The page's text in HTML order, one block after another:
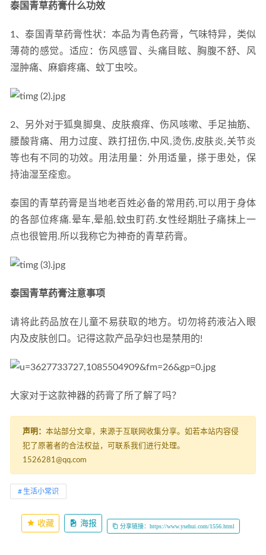
泰国青草药膏什么功效
1、泰国青草药膏性状：本品为青色药膏，气味特异，类似
薄荷的感觉。适应：伤风感冒、头痛目眩、胸腹不舒、风
湿肿痛、麻癖疼痛、蚊丁虫咬。
2、另外对于狐臭脚臭、皮肤痕痒、伤风咳嗽、手足抽筋、
腰酸背痛、用力过度、跌打扭伤,中风,烫伤,皮肤炎,关节炎
等也有不同的功效。用法用量：外用适量，搽于患处，保
持油湿至痊愈。
泰国的青草药膏是当地老百姓必备的常用药,可以用于身体
的各部位疼痛.晕车,晕船,蚊虫盯药.女性经期肚子痛抹上一
点也很管用.所以我称它为神奇的青草药膏。
泰国青草药膏注意事项
请将此药品放在儿童不易获取的地方。切勿将药液沾入眼
内及皮肤创口。记得这款产品孕妇也是禁用的!
大家对于这款神器的药膏了所了解了吗？
声明： 本站部分文章，来源于互联网收集分享。如若本站内容侵
犯了原著者的合法权益，可联系我们进行处理。
1526281@qq.com
生活小常识
收藏 海报 分享链接：https://www.ysehui.com/1556.html